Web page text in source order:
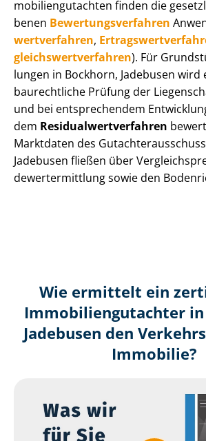
mo­bi­li­en­gut­ach­ten finden die
be­nen Be­wer­tungs­ver­fah­ren
wert­ver­fah­ren,
gleichs­wert­ver­fah­ren). Für
lun­gen in Bockhorn, Jadebusen wird
baurechtliche Prüfung der
und bei entsprechendem
dem Re­si­du­al­wert­ver­fah­ren
Marktdaten des
Jadebusen fließen über
de­wert­ermitt­lung sowie den
Wie ermittelt ein
Immobilien­gutachter
Jadebusen den
Immobilie?